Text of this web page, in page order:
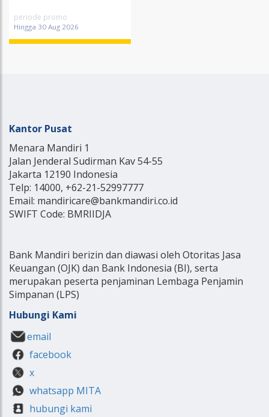
periode promo
Hingga 30 Aug 2026
Kantor Pusat
Menara Mandiri 1
Jalan Jenderal Sudirman Kav 54-55
Jakarta 12190 Indonesia
Telp: 14000, +62-21-52997777
Email: mandiricare@bankmandiri.co.id
SWIFT Code: BMRIIDJA
Bank Mandiri berizin dan diawasi oleh Otoritas Jasa
Keuangan (OJK) dan Bank Indonesia (BI), serta
merupakan peserta penjaminan Lembaga Penjamin
Simpanan (LPS)
Hubungi Kami
email
facebook
x
whatsapp MITA
hubungi kami